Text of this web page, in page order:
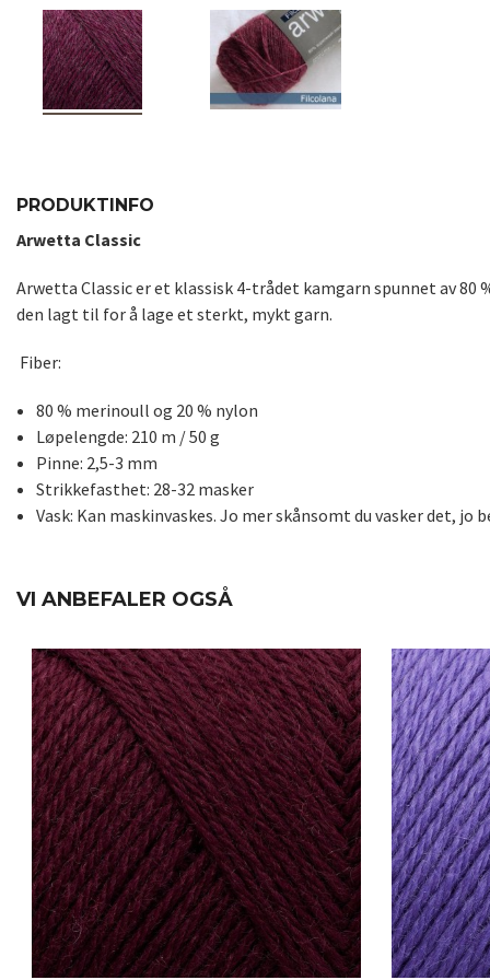
PRODUKTINFO
Arwetta Classic
Arwetta Classic er et klassisk 4-trådet kamgarn spunnet av
den lagt til for å lage et sterkt, mykt garn.
Fiber:
80 % merinoull og 20 % nylon
Løpelengde: 210 m / 50 g
Pinne: 2,5-3 mm
Strikkefasthet: 28-32 masker
Vask: Kan maskinvaskes. Jo mer skånsomt du vasker det, jo
VI ANBEFALER OGSÅ